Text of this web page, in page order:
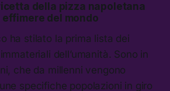
ricetta della pizza napoletana
del mondo
ha stilato la prima lista dei
dell’umanità. Sono in
che da millenni vengono
specifiche popolazioni in giro